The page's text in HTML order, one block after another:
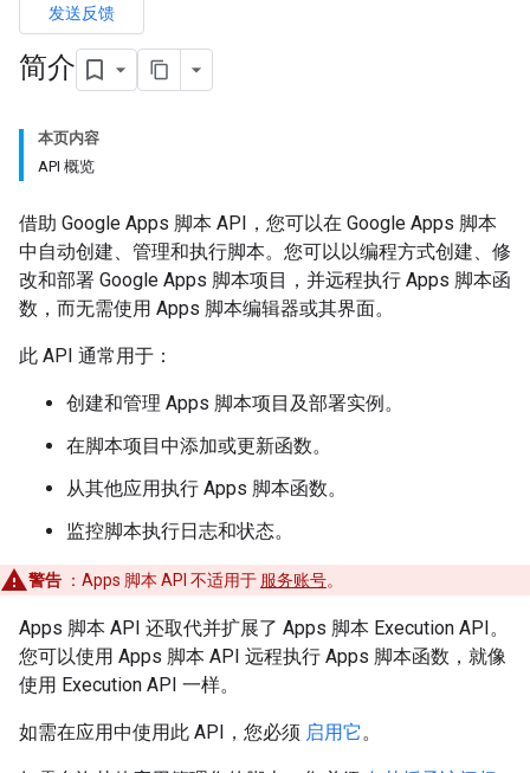
发送反馈
简介
本页内容
API 概览
借助 Google Apps 脚本 API，您可以在 Google Apps 脚本
中自动创建、管理和执行脚本。您可以以编程方式创建、修
改和部署 Google Apps 脚本项目，并远程执行 Apps 脚本函
数，而无需使用 Apps 脚本编辑器或其界面。
此 API 通常用于：
创建和管理 Apps 脚本项目及部署实例。
在脚本项目中添加或更新函数。
从其他应用执行 Apps 脚本函数。
监控脚本执行日志和状态。
警告 ：Apps 脚本 API 不适用于 服务账号。
Apps 脚本 API 还取代并扩展了 Apps 脚本 Execution API。
您可以使用 Apps 脚本 API 远程执行 Apps 脚本函数，就像
使用 Execution API 一样。
如需在应用中使用此 API，您必须 启用它。